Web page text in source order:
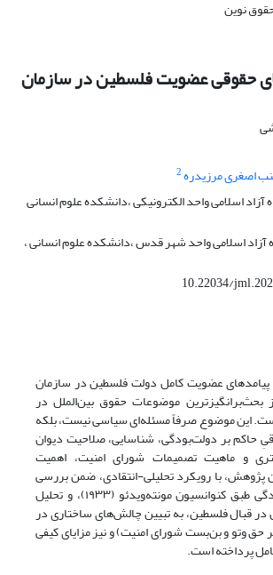
حقوقی عضویت فلسطین در سازمان
اصغری مرزیدره2
آزاد اسلامی واحد الکترونیکی ،دانشکده علوم انسانی
آزاد اسلامی واحد شهر قدس ،دانشکده علوم انسانی ،
10.22034/
عضویت کامل دولت فلسطین در سازمان
بحث‌برانگیزترین موضوعات حقوق بین‌الملل در
این موضوع صرفاً مسئله‌ای سیاسی نیست، بلکه
حاکم بر دولت‌بودگی، شناسایی، صلاحیت دیوان
و ماهیت تصمیمات شورای امنیت، اهمیت
پژوهش، با رویکرد تحلیلی-انتقادی، ضمن بررسی
معیارهای دولت‌بودگی طبق کنوانسیون مونته‌ویدئو (۱۹۳۳)، و تحلیل
در قبال فلسطین، به تبیین چالش‌های ساختاری در
وتو و بن‌بست شورای امنیت) و نیز مزایای کیفی
پرداخته است.